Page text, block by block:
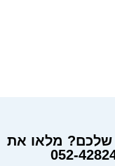
שלכם? מלאו את